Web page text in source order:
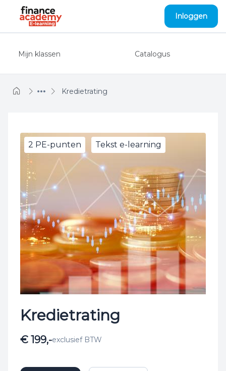
Naar hoofdinhoud
Inloggen
Mijn klassen Catalogus
Kredietrating
2 PE-punten Tekst e-learning
Kredietrating
€ 199,-exclusief BTW